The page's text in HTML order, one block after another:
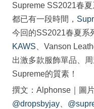
Supreme SS2021春
都已有一段時間，
今回的SS2021春夏系
KAWS 、Vanson
出激多款服飾單品、
Supreme的質素！
撰文：Alphonse｜圖
@dropsbyjay